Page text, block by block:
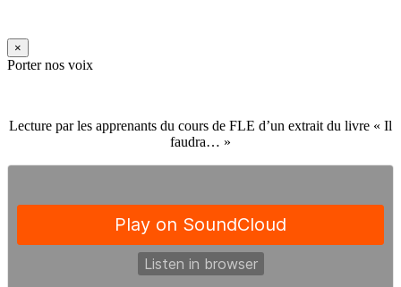
×
Porter nos voix
Lecture par les apprenants du cours de FLE d’un extrait du livre « Il
faudra… »